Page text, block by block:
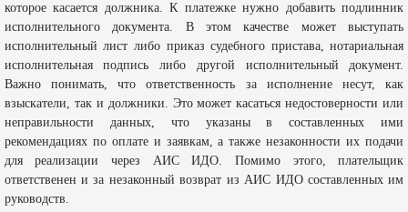
которое касается должника. К платежке нужно добавить подлинник
исполнительного документа. В этом качестве может выступать
исполнительный лист либо приказ судебного пристава, нотариальная
исполнительная подпись либо другой исполнительный документ.
Важно понимать, что ответственность за исполнение несут, как
взыскатели, так и должники. Это может касаться недостоверности или
неправильности данных, что указаны в составленных ими
рекомендациях по оплате и заявкам, а также незаконности их подачи
для реализации через АИС ИДО. Помимо этого, плательщик
ответственен и за незаконный возврат из АИС ИДО составленных им
руководств.